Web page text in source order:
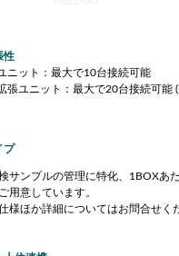
性
ニット：最大で10台接続可能
張ユニット：最大で20台接続可能
プ
サンプルの管理に特化、1BOXあ
用意しています。
様ほか詳細についてはお問合せく